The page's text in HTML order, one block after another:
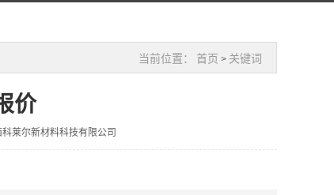
当前位置： 首页 > 关键词
价
莱尔新材料科技有限公司